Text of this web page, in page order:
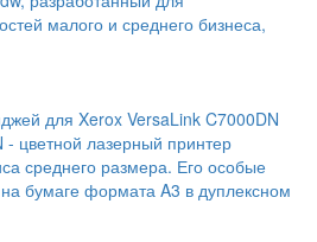
малого и среднего бизнеса,
для Xerox VersaLink C7000DN
цветной лазерный принтер
среднего размера. Его особые
бумаге формата A3 в дуплексном